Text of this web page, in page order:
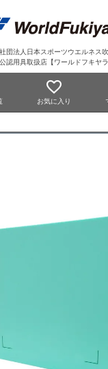
団法人日本スポーツウエルネス
用具取扱店【ワールドフキヤラ
お気に入り